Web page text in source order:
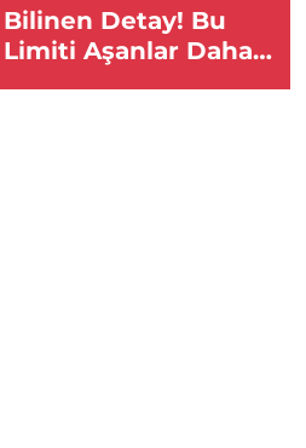
Bilinen Detay! Bu
Limiti Aşanlar Daha